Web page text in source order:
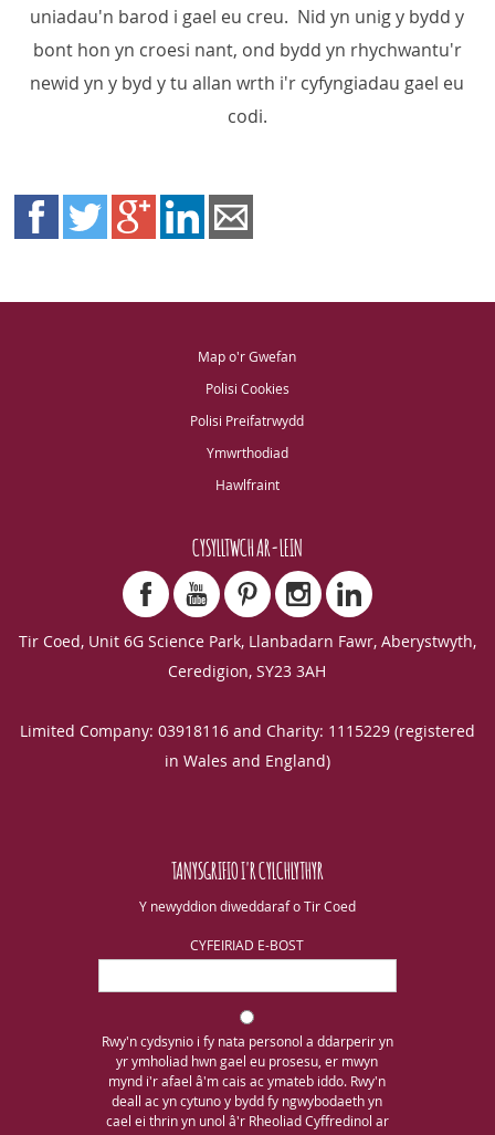
uniadau'n barod i gael eu creu. Nid yn unig y bydd y
bont hon yn croesi nant, ond bydd yn rhychwantu'r
newid yn y byd y tu allan wrth i'r cyfyngiadau gael eu
codi.
Map o'r Gwefan
Polisi Cookies
Polisi Preifatrwydd
Ymwrthodiad
Hawlfraint
CYSYLLTWCH AR-LEIN
Tir Coed, Unit 6G Science Park, Llanbadarn Fawr, Aberystwyth,
Ceredigion, SY23 3AH
Limited Company: 03918116 and Charity: 1115229 (registered
in Wales and England)
TANYSGRIFIO I'R CYLCHLYTHYR
Y newyddion diweddaraf o Tir Coed
CYFEIRIAD E-BOST
Rwy'n cydsynio i fy nata personol a ddarperir yn
yr ymholiad hwn gael eu prosesu, er mwyn
mynd i'r afael â'm cais ac ymateb iddo. Rwy'n
deall ac yn cytuno y bydd fy ngwybodaeth yn
cael ei thrin yn unol â'r Rheoliad Cyffredinol ar